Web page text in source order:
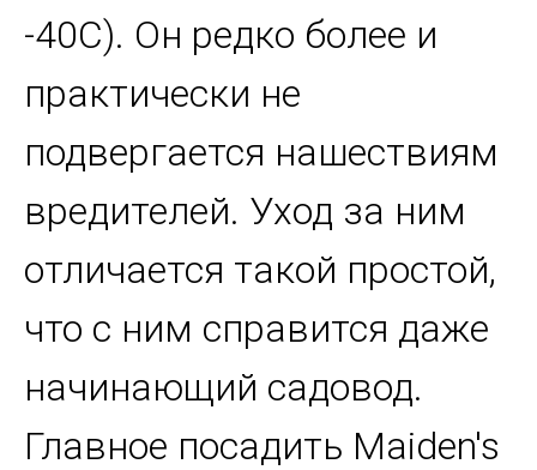
-40С). Он редко более и
практически не
подвергается нашествиям
вредителей. Уход за ним
отличается такой простой,
что с ним справится даже
начинающий садовод.
Главное посадить Maiden's